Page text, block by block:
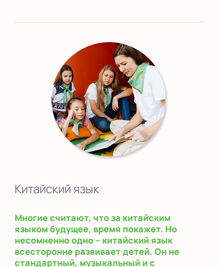
Китайский язык
Многие считают, что за китайским
языком будущее, время покажет. Но
несомненно одно – китайский язык
всесторонне развивает детей. Он не
стандартный, музыкальный и с